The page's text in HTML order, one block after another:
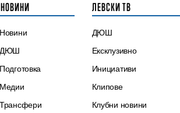
НОВИНИ
Новини
ДЮШ
Подготовка
Медии
Трансфери
ЛЕВСКИ ТВ
ДЮШ
Ексклузивно
Инициативи
Клипове
Клубни новини